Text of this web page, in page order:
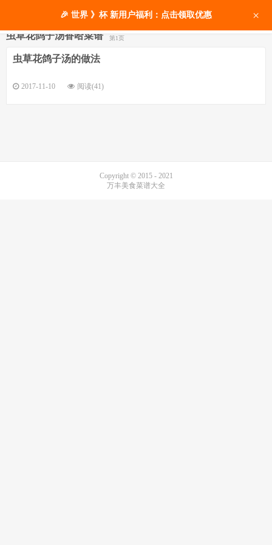
虫草花鸽子汤香哈菜谱 第1页
虫草花鸽子汤的做法
2017-11-10 阅读(41)
Copyright © 2015 - 2021
万丰美食菜谱大全
🎉 世界 》杯 新用户福利：点击领取优惠 ×